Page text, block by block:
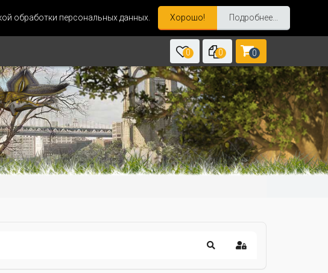
обработки персональных данных. Хорошо! Подробнее...
0 0 0